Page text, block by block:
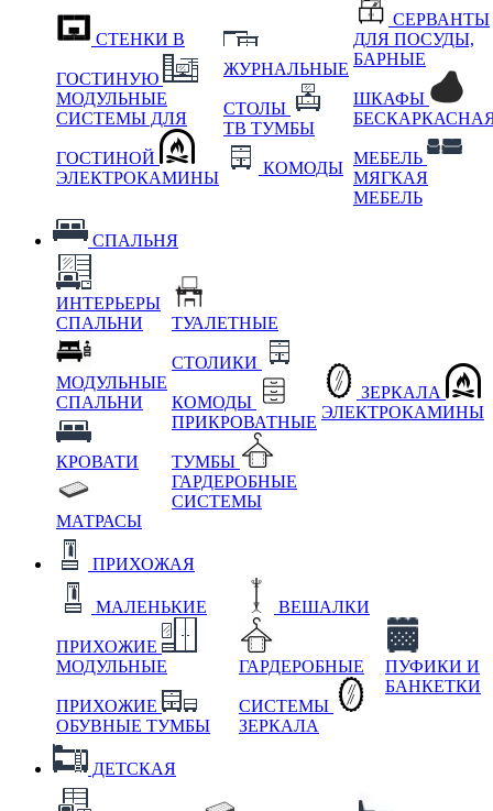
СТЕНКИ В
ГОСТИНУЮ
МОДУЛЬНЫЕ
СИСТЕМЫ ДЛЯ
ГОСТИНОЙ
ЭЛЕКТРОКАМИНЫ
ЖУРНАЛЬНЫЕ
СТОЛЫ
ТВ ТУМБЫ
КОМОДЫ
СЕРВАНТЫ
ДЛЯ ПОСУДЫ,
БАРНЫЕ
ШКАФЫ
МЕБЕЛЬ
МЯГКАЯ
МЕБЕЛЬ
СПАЛЬНЯ
ИНТЕРЬЕРЫ
СПАЛЬНИ
МОДУЛЬНЫЕ
СПАЛЬНИ
КРОВАТИ
МАТРАСЫ
ТУАЛЕТНЫЕ
СТОЛИКИ
КОМОДЫ
ПРИКРОВАТНЫЕ
ТУМБЫ
ГАРДЕРОБНЫЕ
СИСТЕМЫ
ЗЕРКАЛА
ЭЛЕКТРОКАМИНЫ
ПРИХОЖАЯ
МАЛЕНЬКИЕ
ПРИХОЖИЕ
МОДУЛЬНЫЕ
ПРИХОЖИЕ
ОБУВНЫЕ ТУМБЫ
ВЕШАЛКИ
ГАРДЕРОБНЫЕ
СИСТЕМЫ
ЗЕРКАЛА
ПУФИКИ И
БАНКЕТКИ
ДЕТСКАЯ